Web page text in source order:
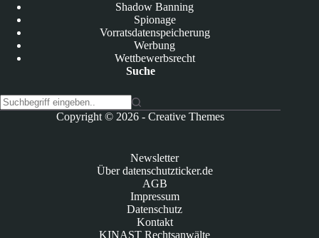
Shadow Banning
Spionage
Vorratsdatenspeicherung
Werbung
Wettbewerbsrecht
Suche
Copyright © 2026 -Creative Themes
Newsletter
Über datenschutzticker.de
AGB
Impressum
Datenschutz
Kontakt
KINAST Rechtsanwälte